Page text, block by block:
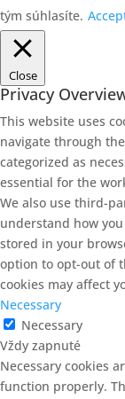
tým súhlasíte.
Close
Privacy
This website uses
navigate through
categorized as
essential for the
We also use third-
understand how
stored in your
option to opt-out of
cookies may affect
Necessary
Necessary
Vždy zapnuté
Necessary cookies
function properly.